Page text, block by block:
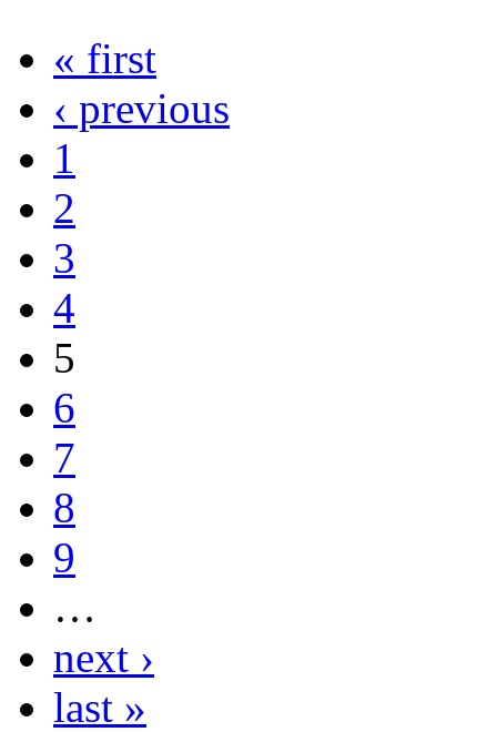
« first
‹ previous
1
2
3
4
5
6
7
8
9
…
next ›
last »